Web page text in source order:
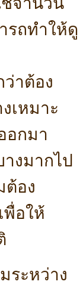
รถทำให้ดู
าต้อง
เหมาะ
อกมา
งมากไป
ต้อง
พื่อให้